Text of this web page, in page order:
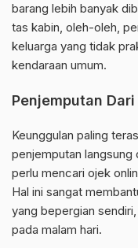
barang lebih banyak
tas kabin, oleh-oleh,
keluarga yang tidak
kendaraan umum.
Penjemputan
Keunggulan paling
penjemputan langsung
perlu mencari ojek
Hal ini sangat
yang bepergian
pada malam hari.